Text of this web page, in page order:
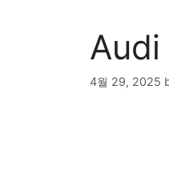
Audi
4월 29, 2025